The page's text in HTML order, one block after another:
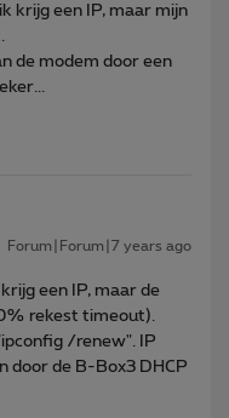
krijg een IP, maar mijn
de modem door een
Forum|Forum|7 years ago
een IP, maar de
rekest timeout).
/renew". IP
door de B-Box3 DHCP